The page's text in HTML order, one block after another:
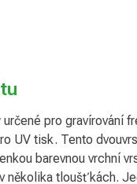
pro gravírování
UV tisk. Tento
barevnou vrchní
několika tloušťkách.